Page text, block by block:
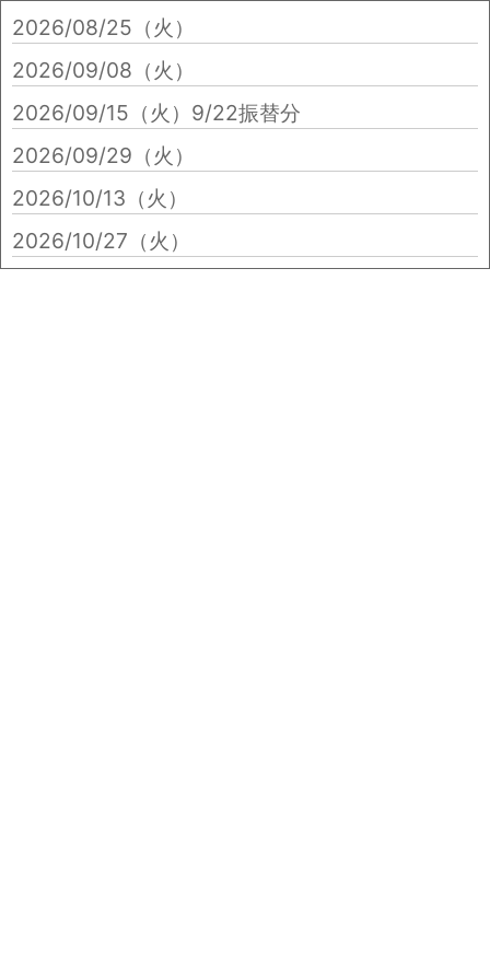
2026/08/25（火）
2026/09/08（火）
2026/09/15（火） 9/22振替分
2026/09/29（火）
2026/10/13（火）
2026/10/27（火）